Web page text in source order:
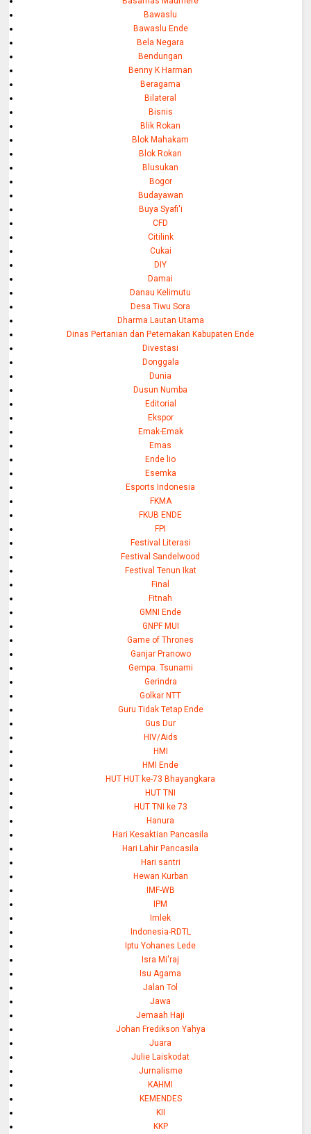
Bawaslu
Bawaslu Ende
Bela Negara
Bendungan
Benny K Harman
Beragama
Bilateral
Bisnis
Blik Rokan
Blok Mahakam
Blok Rokan
Blusukan
Bogor
Budayawan
Buya Syafi'i
CFD
Citilink
Cukai
DIY
Damai
Danau Kelimutu
Desa Tiwu Sora
Dharma Lautan Utama
Dinas Pertanian dan Peternakan Kabupaten Ende
Divestasi
Donggala
Dunia
Dusun Numba
Editorial
Ekspor
Emak-Emak
Emas
Ende lio
Esemka
Esports Indonesia
FKMA
FKUB ENDE
FPI
Festival Literasi
Festival Sandelwood
Festival Tenun Ikat
Final
Fitnah
GMNI Ende
GNPF MUI
Game of Thrones
Ganjar Pranowo
Gempa. Tsunami
Gerindra
Golkar NTT
Guru Tidak Tetap Ende
Gus Dur
HIV/Aids
HMI
HMI Ende
HUT HUT ke-73 Bhayangkara
HUT TNI
HUT TNI ke 73
Hanura
Hari Kesaktian Pancasila
Hari Lahir Pancasila
Hari santri
Hewan Kurban
IMF-WB
IPM
Imlek
Indonesia-RDTL
Iptu Yohanes Lede
Isra Mi'raj
Isu Agama
Jalan Tol
Jawa
Jemaah Haji
Johan Fredikson Yahya
Juara
Julie Laiskodat
Jurnalisme
KAHMI
KEMENDES
KII
KKP